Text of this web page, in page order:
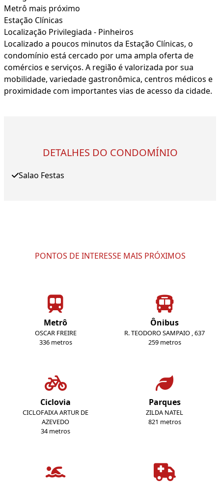
Metrô mais próximo
Estação Clínicas
Localização Privilegiada - Pinheiros
Localizado a poucos minutos da Estação Clínicas, o
condomínio está cercado por uma ampla oferta de
comércios e serviços. A região é valorizada por sua
mobilidade, variedade gastronômica, centros médicos e
proximidade com importantes vias de acesso da cidade.
DETALHES DO CONDOMÍNIO
Salao Festas
PONTOS DE INTERESSE MAIS PRÓXIMOS
Metrô
OSCAR FREIRE
336 metros
Ônibus
R. TEODORO SAMPAIO , 637
259 metros
Ciclovia
CICLOFAIXA ARTUR DE
AZEVEDO
34 metros
Parques
ZILDA NATEL
821 metros